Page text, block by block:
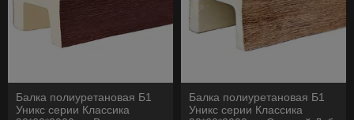
Балка полиуретановая Б1
Уникс серии Классика
Балка полиуретановая Б1
Уникс серии Классика